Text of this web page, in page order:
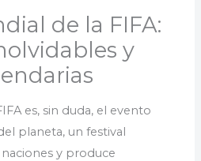
de la FIFA:
y
es, sin duda, el evento
planeta, un festival
y produce